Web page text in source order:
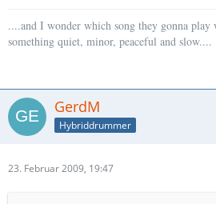
....and I wonder which song they gonna
something quiet, minor, peaceful and slow....
GerdM
Hybriddrummer
23. Februar 2009, 19:47